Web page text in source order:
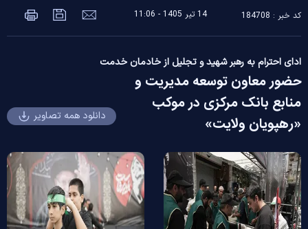
کد خبر : 184708 14 تير 1405 - 11:06
ادای احترام به رهبر شهید و تجلیل از خادمان خدمت
حضور معاون توسعه مدیریت و
منابع بانک مرکزی در موکب
«رهپویان ولایت»
دانلود همه تصاویر